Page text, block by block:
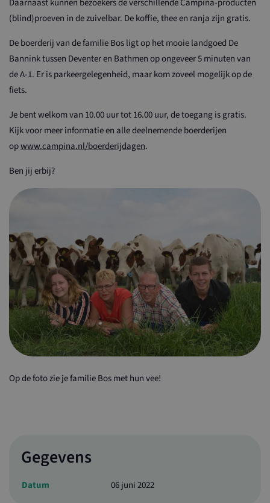
Daarnaast kunnen bezoekers de verschillende Campina-producten
(blind)proeven in de zuivelbar. De koffie, thee en ranja zijn gratis.
De boerderij van de familie Bos ligt op het mooie landgoed De
Bannink tussen Deventer en Bathmen op ongeveer 5 minuten van
de A-1. Er is parkeergelegenheid, maar kom zoveel mogelijk op de
fiets.
Je bent welkom van 10.00 uur tot 16.00 uur, de toegang is gratis.
Kijk voor meer informatie en alle deelnemende boerderijen
opwww.campina.nl/boerderijdagen.
Ben jij erbij?
Op de foto zie je familie Bos met hun vee!
Gegevens
Datum 06 juni 2022